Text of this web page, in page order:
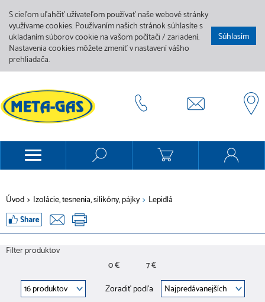
S cieľom uľahčiť užívateľom používať naše webové stránky
využívame cookies. Používaním našich stránok súhlasíte s
ukladaním súborov cookie na vašom počítači / zariadení.
Nastavenia cookies môžete zmeniť v nastavení vášho
prehliadača.
Súhlasím
Úvod > Izolácie, tesnenia, silikóny, pájky > Lepidlá
Filter produktov
0 €
7 €
Zoradiť podľa